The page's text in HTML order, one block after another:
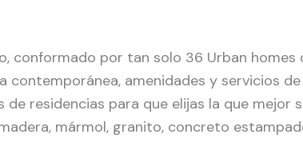
conformado por tan solo 36 Urban homes
amenidades y servicios
residencias para que elijas la que mejor
mármol, granito, concreto